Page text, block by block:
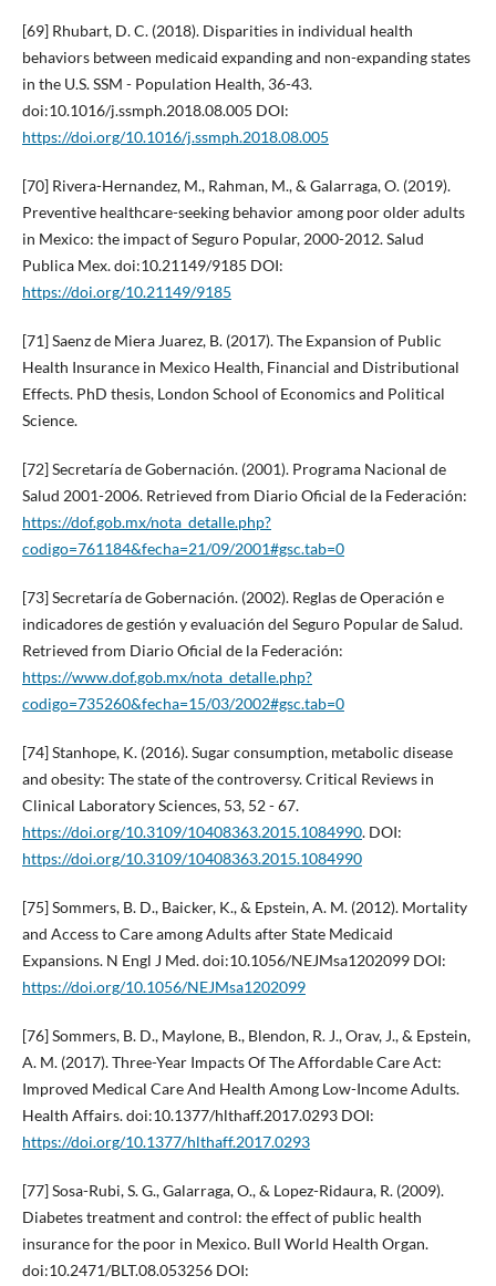
[69] Rhubart, D. C. (2018). Disparities in individual health
behaviors between medicaid expanding and non-expanding states
in the U.S. SSM - Population Health, 36-43.
doi:10.1016/j.ssmph.2018.08.005 DOI:
https://doi.org/10.1016/j.ssmph.2018.08.005
[70] Rivera-Hernandez, M., Rahman, M., & Galarraga, O. (2019).
Preventive healthcare-seeking behavior among poor older adults
in Mexico: the impact of Seguro Popular, 2000-2012. Salud
Publica Mex. doi:10.21149/9185 DOI:
https://doi.org/10.21149/9185
[71] Saenz de Miera Juarez, B. (2017). The Expansion of Public
Health Insurance in Mexico Health, Financial and Distributional
Effects. PhD thesis, London School of Economics and Political
Science.
[72] Secretaría de Gobernación. (2001). Programa Nacional de
Salud 2001-2006. Retrieved from Diario Oficial de la Federación:
https://dof.gob.mx/nota_detalle.php?
codigo=761184&fecha=21/09/2001#gsc.tab=0
[73] Secretaría de Gobernación. (2002). Reglas de Operación e
indicadores de gestión y evaluación del Seguro Popular de Salud.
Retrieved from Diario Oficial de la Federación:
https://www.dof.gob.mx/nota_detalle.php?
codigo=735260&fecha=15/03/2002#gsc.tab=0
[74] Stanhope, K. (2016). Sugar consumption, metabolic disease
and obesity: The state of the controversy. Critical Reviews in
Clinical Laboratory Sciences, 53, 52 - 67.
https://doi.org/10.3109/10408363.2015.1084990. DOI:
https://doi.org/10.3109/10408363.2015.1084990
[75] Sommers, B. D., Baicker, K., & Epstein, A. M. (2012). Mortality
and Access to Care among Adults after State Medicaid
Expansions. N Engl J Med. doi:10.1056/NEJMsa1202099 DOI:
https://doi.org/10.1056/NEJMsa1202099
[76] Sommers, B. D., Maylone, B., Blendon, R. J., Orav, J., & Epstein,
A. M. (2017). Three-Year Impacts Of The Affordable Care Act:
Improved Medical Care And Health Among Low-Income Adults.
Health Affairs. doi:10.1377/hlthaff.2017.0293 DOI:
https://doi.org/10.1377/hlthaff.2017.0293
[77] Sosa-Rubi, S. G., Galarraga, O., & Lopez-Ridaura, R. (2009).
Diabetes treatment and control: the effect of public health
insurance for the poor in Mexico. Bull World Health Organ.
doi:10.2471/BLT.08.053256 DOI: